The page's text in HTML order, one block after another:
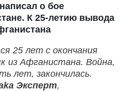
о бое
К 25-летию вывода
25 лет с окончания
из Афганистана. Война,
лет, закончилась.
Эксперт,